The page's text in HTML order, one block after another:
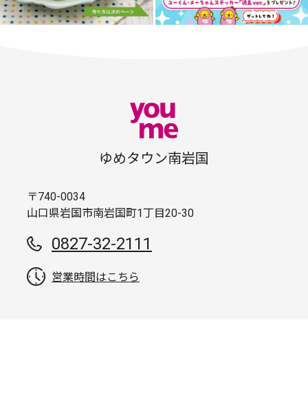
ゆめタウン南岩国
〒740-0034
山口県岩国市南岩国町1丁目20-30
0827-32-2111
営業時間はこちら